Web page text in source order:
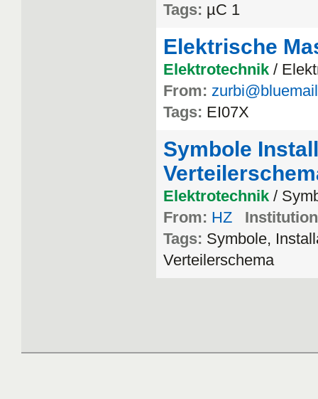
Tags: µC 1
Elektrische
Elektrotechnik /
From:
Tags: EI07X
Symbole
Elektrotechnik /
From: HZ
Tags: Symbole,
Verteilerschema